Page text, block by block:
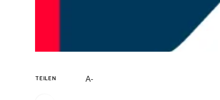
TEILEN A-